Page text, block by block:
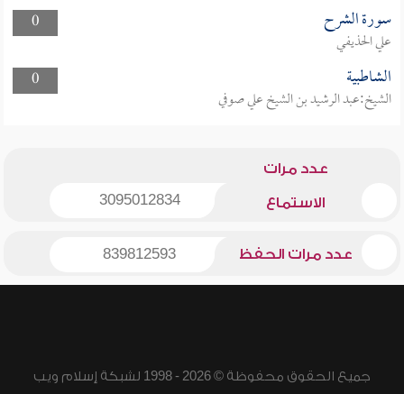
0
سورة الشرح
علي الحذيفي
0
الشاطبية
الشيخ:عبد الرشيد بن الشيخ علي صوفي
عدد مرات
الاستماع 3095012834
عدد مرات الحفظ 839812593
جميع الحقوق محفوظة © 2026 - 1998 لشبكة إسلام ويب